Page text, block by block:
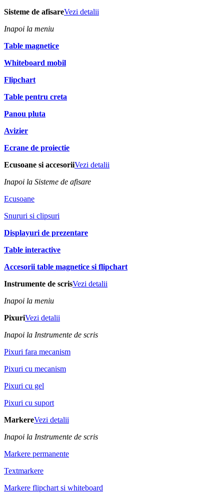
Sisteme de afisareVezi detalii
Inapoi la meniu
Table magnetice
Whiteboard mobil
Flipchart
Table pentru creta
Panou pluta
Avizier
Ecrane de proiectie
Ecusoane si accesoriiVezi detalii
Inapoi la Sisteme de afisare
Ecusoane
Snururi si clipsuri
Displayuri de prezentare
Table interactive
Accesorii table magnetice si flipchart
Instrumente de scrisVezi detalii
Inapoi la meniu
PixuriVezi detalii
Inapoi la Instrumente de scris
Pixuri fara mecanism
Pixuri cu mecanism
Pixuri cu gel
Pixuri cu suport
MarkereVezi detalii
Inapoi la Instrumente de scris
Markere permanente
Textmarkere
Markere flipchart si whiteboard